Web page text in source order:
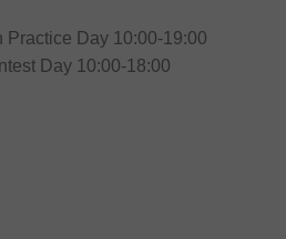
Practice Day 10:00-19:00
Day 10:00-18:00